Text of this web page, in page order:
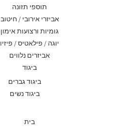
תוספי תזונה
אביזרי אירובי / חיטוב
גומיות ורצועות אימון
יוגה / פילאטיס / פיזיו
אביזרים נלווים
ביגוד
ביגוד גברים
ביגוד נשים
בית